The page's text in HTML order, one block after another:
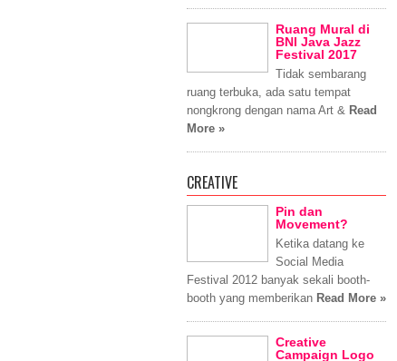
Ruang Mural di
BNI Java Jazz
Festival 2017
Tidak sembarang
ruang terbuka, ada satu tempat
nongkrong dengan nama Art & Read
More »
CREATIVE
Pin dan
Movement?
Ketika datang ke
Social Media
Festival 2012 banyak sekali booth-
booth yang memberikan Read More »
Creative
Campaign Logo